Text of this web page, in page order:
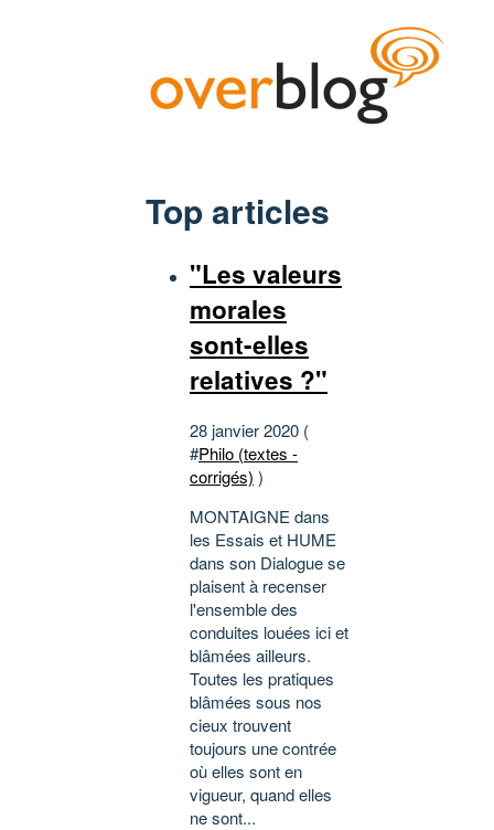
Top articles
"Les valeurs
morales
sont-elles
relatives ?"
28 janvier 2020 (
#Philo (textes -
corrigés) )
MONTAIGNE dans
les Essais et HUME
dans son Dialogue se
plaisent à recenser
l'ensemble des
conduites louées ici et
blâmées ailleurs.
Toutes les pratiques
blâmées sous nos
cieux trouvent
toujours une contrée
où elles sont en
vigueur, quand elles
ne sont...